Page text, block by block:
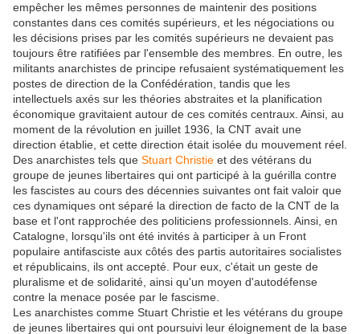
empêcher les mêmes personnes de maintenir des positions
constantes dans ces comités supérieurs, et les négociations ou
les décisions prises par les comités supérieurs ne devaient pas
toujours être ratifiées par l'ensemble des membres. En outre, les
militants anarchistes de principe refusaient systématiquement les
postes de direction de la Confédération, tandis que les
intellectuels axés sur les théories abstraites et la planification
économique gravitaient autour de ces comités centraux. Ainsi, au
moment de la révolution en juillet 1936, la CNT avait une
direction établie, et cette direction était isolée du mouvement réel.
Des anarchistes tels que Stuart Christie et des vétérans du
groupe de jeunes libertaires qui ont participé à la guérilla contre
les fascistes au cours des décennies suivantes ont fait valoir que
ces dynamiques ont séparé la direction de facto de la CNT de la
base et l'ont rapprochée des politiciens professionnels. Ainsi, en
Catalogne, lorsqu'ils ont été invités à participer à un Front
populaire antifasciste aux côtés des partis autoritaires socialistes
et républicains, ils ont accepté. Pour eux, c'était un geste de
pluralisme et de solidarité, ainsi qu'un moyen d'autodéfense
contre la menace posée par le fascisme.
Les anarchistes comme Stuart Christie et les vétérans du groupe
de jeunes libertaires qui ont poursuivi leur éloignement de la base